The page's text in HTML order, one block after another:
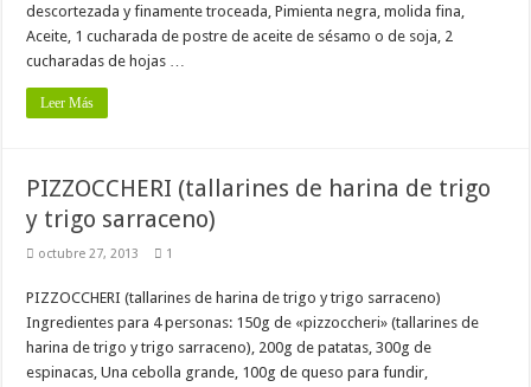
descortezada y finamente troceada, Pimienta negra, molida fina,
Aceite, 1 cucharada de postre de aceite de sésamo o de soja, 2
cucharadas de hojas …
Leer Más
PIZZOCCHERI (tallarines de harina de trigo
y trigo sarraceno)
octubre 27, 2013 1
PIZZOCCHERI (tallarines de harina de trigo y trigo sarraceno)
Ingredientes para 4 personas: 150g de «pizzoccheri» (tallarines de
harina de trigo y trigo sarraceno), 200g de patatas, 300g de
espinacas, Una cebolla grande, 100g de queso para fundir,